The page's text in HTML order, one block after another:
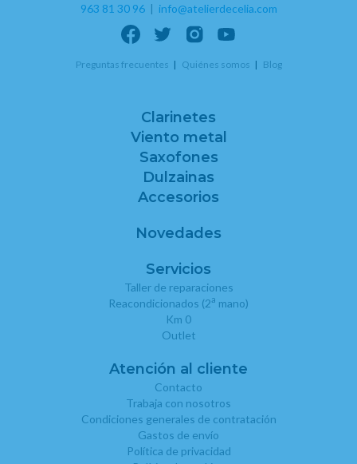
963 81 30 96| info@atelierdecelia.com
Preguntas frecuentes Quiénes somos Blog
Clarinetes
Viento metal
Saxofones
Dulzainas
Accesorios
Novedades
Servicios
Taller de reparaciones
Reacondicionados (2a mano)
Km 0
Outlet
Atención al cliente
Contacto
Trabaja con nosotros
Condiciones generales de contratación
Gastos de envío
Política de privacidad